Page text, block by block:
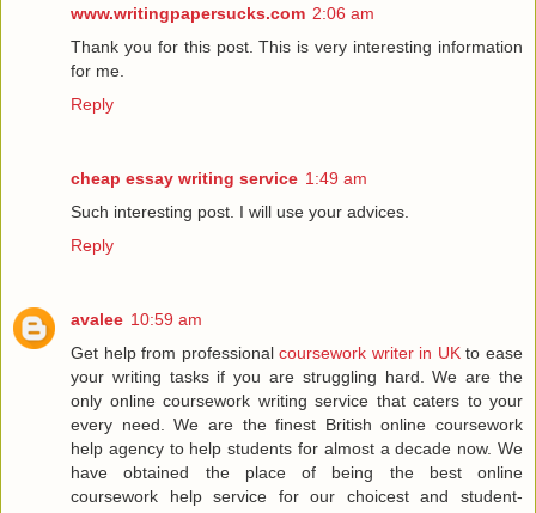
www.writingpapersucks.com 2:06 am
Thank you for this post. This is very interesting information
for me.
Reply
cheap essay writing service 1:49 am
Such interesting post. I will use your advices.
Reply
avalee 10:59 am
Get help from professionalcoursework writer in UKto ease
your writing tasks if you are struggling hard. We are the
only online coursework writing service that caters to your
every need. We are the finest British online coursework
help agency to help students for almost a decade now. We
have obtained the place of being the best online
coursework help service for our choicest and student-